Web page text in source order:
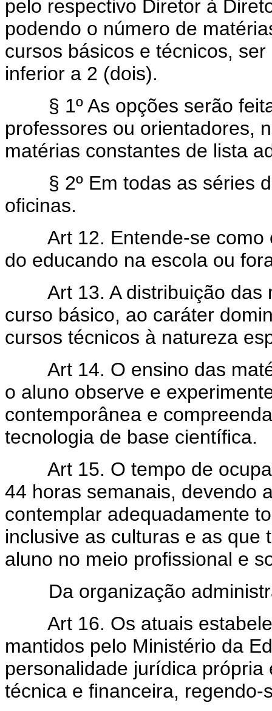
pelo respectivo Diretor à
podendo o número de
cursos básicos e técnicos,
inferior a 2 (dois).
§ 1º As opções serão
professores ou orientadores,
matérias constantes de lista
§ 2º Em todas as séries
oficinas.
Art 12. Entende-se
do educando na escola ou
Art 13. A distribuição
curso básico, ao caráter
cursos técnicos à natureza
Art 14. O ensino das
o aluno observe e
contemporânea e
tecnologia de base científica.
Art 15. O tempo de
44 horas semanais, devendo
contemplar adequadamente
inclusive as culturas e as que
aluno no meio profissional e
Da organização
Art 16. Os atuais
mantidos pelo Ministério da
personalidade jurídica
técnica e financeira,